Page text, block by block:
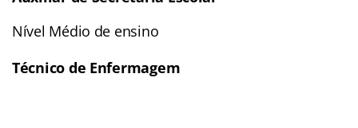
Nível Médio de ensino
Técnico de Enfermagem